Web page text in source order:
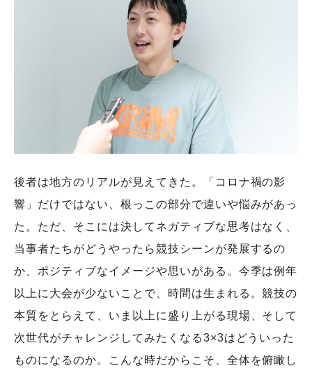
後者は地方のリアルが見えてきた。「コロナ禍の影
響」だけではない、根っこの部分で違いや悩みがあっ
た。ただ、そこには決してネガティブな思考はなく、
当事者たちがどうやったら競技シーンが発展するの
か、ポジティブなイメージや思いがある。今季は例年
以上に大会が少ないことで、時間は生まれる。競技の
本質をとらえて、いま以上に盛り上がる現場、そして
次世代がチャレンジしてみたくなる3×3はどういった
ものになるのか。こんな時だからこそ、全体を俯瞰し